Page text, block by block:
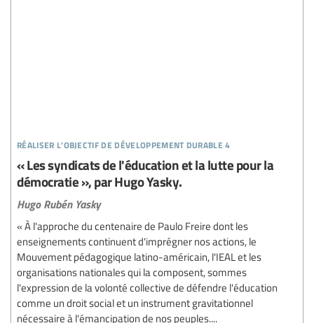
réaliser l’objectif de développement durable 4
« Les syndicats de l'éducation et la lutte pour la
démocratie », par Hugo Yasky.
Hugo Rubén Yasky
« À l'approche du centenaire de Paulo Freire dont les
enseignements continuent d'imprégner nos actions, le
Mouvement pédagogique latino-américain, l'IEAL et les
organisations nationales qui la composent, sommes
l'expression de la volonté collective de défendre l'éducation
comme un droit social et un instrument gravitationnel
nécessaire à l'émancipation de nos peuples....